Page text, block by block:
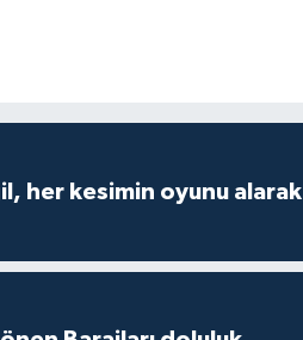
her kesimin oyunu alarak